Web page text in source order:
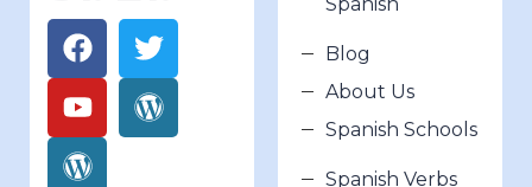
Blog
About Us
Spanish Schools
Spanish Verbs